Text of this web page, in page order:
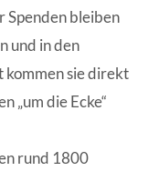
Spenden bleiben
und in den
sie direkt
„um die Ecke“
rund 1800